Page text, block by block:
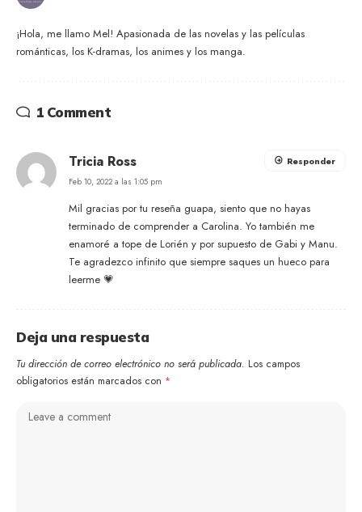
¡Hola, me llamo Mel! Apasionada de las novelas y las películas
románticas, los K-dramas, los animes y los manga.
1 Comment
Tricia Ross
Feb 10, 2022 a las 1:05 pm
Mil gracias por tu reseña guapa, siento que no hayas
terminado de comprender a Carolina. Yo también me
enamoré a tope de Lorién y por supuesto de Gabi y Manu.
Te agradezco infinito que siempre saques un hueco para
leerme 💗
Responder
Deja una respuesta
Tu dirección de correo electrónico no será publicada. Los campos
obligatorios están marcados con *